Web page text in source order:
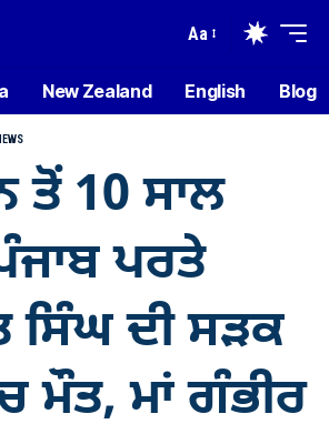
Aa
New Zealand English Blog
ਤੋਂ 10 ਸਾਲ
ਪਰਤੇ
ਸਿੰਘ ਦੀ ਸੜਕ
ਮੌਤ, ਮਾਂ ਗੰਭੀਰ